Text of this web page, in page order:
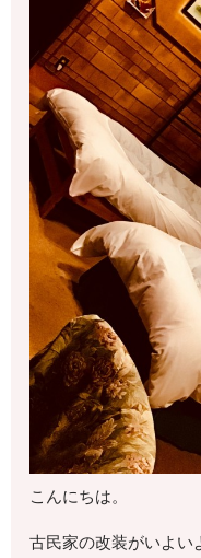
こんにちは。
古民家の改装がいよい